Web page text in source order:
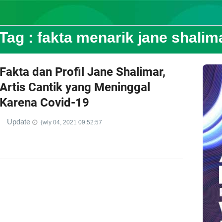
: fakta menarik jane
Fakta dan Profil Jane Shalimar,
Artis Cantik yang Meninggal
Karena Covid-19
Update {wly 04, 2021 09:52:57